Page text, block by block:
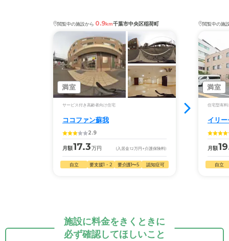
閲覧中の施設から 0.9km千葉市中央区稲荷町
満室
サービス付き高齢者向け住宅
ココファン蘇我
2.9
月額17.3万円 (入居金12万円 +介護保険料)
自立 要支援1・2 要介護1〜5 認知症可
閲覧中の施
満室
住宅型有料
イリ
月額
自立
施設に料金をきくときに
必ず確認してほしいこと